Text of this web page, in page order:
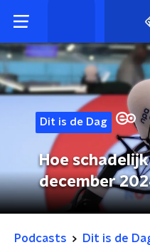
Dit is de Dag
Hoe
december
Podcasts Dit is de